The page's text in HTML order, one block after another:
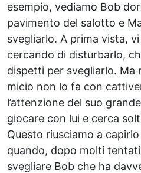
esempio, vediamo Bob
pavimento del salotto e
svegliarlo. A prima vista,
cercando di disturbarlo,
dispetti per svegliarlo. Ma
micio non lo fa con
l’attenzione del suo
giocare con lui e cerca
Questo riusciamo a
quando, dopo molti
svegliare Bob che ha